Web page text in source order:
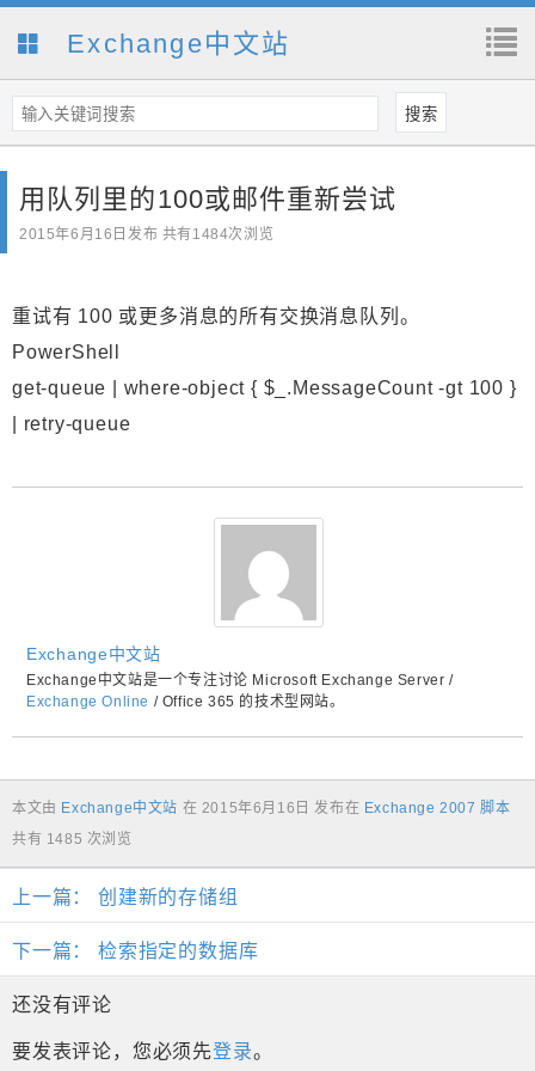
Exchange中文站
用队列里的100或邮件重新尝试
2015年6月16日 发布 共有1484次浏览
重试有 100 或更多消息的所有交换消息队列。
PowerShell
get-queue | where-object { $_.MessageCount -gt 100 }
| retry-queue
Exchange中文站
Exchange中文站是一个专注讨论 Microsoft Exchange Server /
Exchange Online / Office 365 的技术型网站。
本文由 Exchange中文站 在 2015年6月16日 发布在 Exchange 2007 脚本
共有 1485 次浏览
上一篇： 创建新的存储组
下一篇： 检索指定的数据库
还没有评论
要发表评论，您必须先登录。